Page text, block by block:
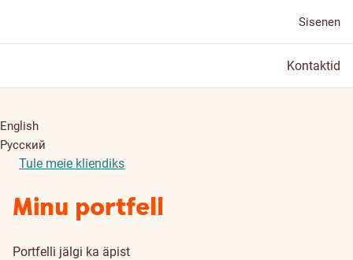
Sisenen
Kontaktid
English
Русский
Tule meie kliendiks
Minu portfell
Portfelli jälgi ka äpist